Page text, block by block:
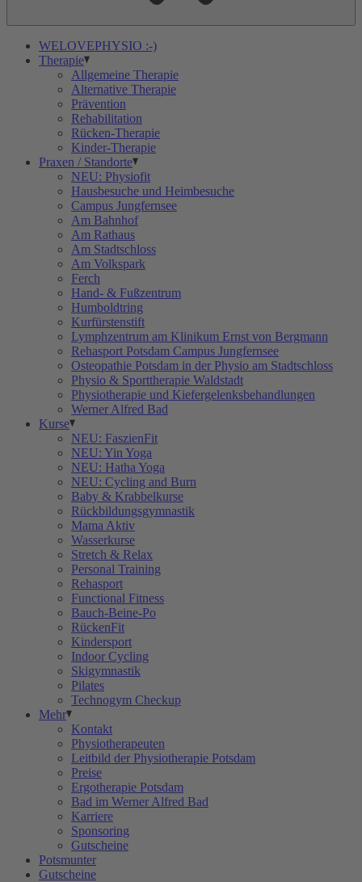
WELOVEPHYSIO :-)
Therapie
Allgemeine Therapie
Alternative Therapie
Prävention
Rehabilitation
Rücken-Therapie
Kinder-Therapie
Praxen / Standorte
NEU: Physiofit
Hausbesuche und Heimbesuche
Campus Jungfernsee
Am Bahnhof
Am Rathaus
Am Stadtschloss
Am Volkspark
Ferch
Hand- & Fußzentrum
Humboldtring
Kurfürstenstift
Lymphzentrum am Klinikum Ernst von Bergmann
Rehasport Potsdam Campus Jungfernsee
Osteopathie Potsdam in der Physio am Stadtschloss
Physio & Sporttherapie Waldstadt
Physiotherapie und Kiefergelenksbehandlungen
Werner Alfred Bad
Kurse
NEU: FaszienFit
NEU: Yin Yoga
NEU: Hatha Yoga
NEU: Cycling and Burn
Baby & Krabbelkurse
Rückbildungsgymnastik
Mama Aktiv
Wasserkurse
Stretch & Relax
Personal Training
Rehasport
Functional Fitness
Bauch-Beine-Po
RückenFit
Kindersport
Indoor Cycling
Skigymnastik
Pilates
Technogym Checkup
Mehr
Kontakt
Physiotherapeuten
Leitbild der Physiotherapie Potsdam
Preise
Ergotherapie Potsdam
Bad im Werner Alfred Bad
Karriere
Sponsoring
Gutscheine
Potsmunter
Gutscheine